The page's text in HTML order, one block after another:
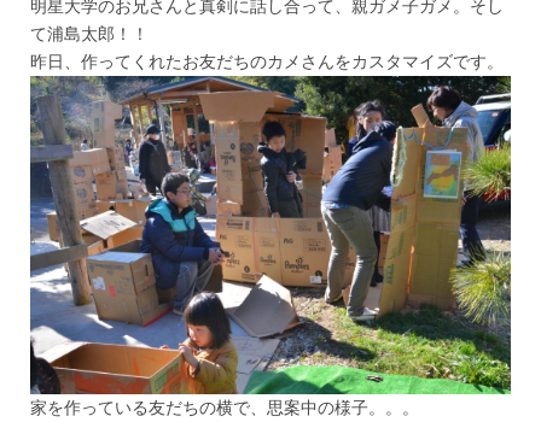
明星大学のお兄さんと真剣に話し合って、親ガメ子ガメ。そし
て浦島太郎！！
昨日、作ってくれたお友だちのカメさんをカスタマイズです。
家を作っている友だちの横で、思案中の様子。。。